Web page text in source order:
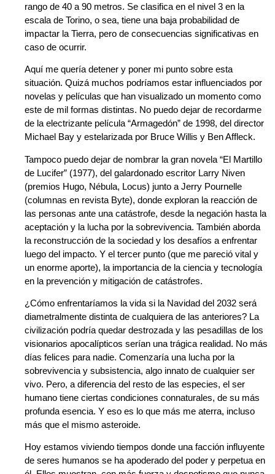
rango de 40 a 90 metros. Se clasifica en el nivel 3 en la
escala de Torino, o sea, tiene una baja probabilidad de
impactar la Tierra, pero de consecuencias significativas en
caso de ocurrir.
Aquí me quería detener y poner mi punto sobre esta
situación. Quizá muchos podríamos estar influenciados por
novelas y películas que han visualizado un momento como
este de mil formas distintas. No puedo dejar de recordarme
de la electrizante película “Armagedón” de 1998, del director
Michael Bay y estelarizada por Bruce Willis y Ben Affleck.
Tampoco puedo dejar de nombrar la gran novela “El Martillo
de Lucifer” (1977), del galardonado escritor Larry Niven
(premios Hugo, Nébula, Locus) junto a Jerry Pournelle
(columnas en revista Byte), donde exploran la reacción de
las personas ante una catástrofe, desde la negación hasta la
aceptación y la lucha por la sobrevivencia. También aborda
la reconstrucción de la sociedad y los desafíos a enfrentar
luego del impacto. Y el tercer punto (que me pareció vital y
un enorme aporte), la importancia de la ciencia y tecnología
en la prevención y mitigación de catástrofes.
¿Cómo enfrentaríamos la vida si la Navidad del 2032 será
diametralmente distinta de cualquiera de las anteriores? La
civilización podría quedar destrozada y las pesadillas de los
visionarios apocalípticos serían una trágica realidad. No más
días felices para nadie. Comenzaría una lucha por la
sobrevivencia y subsistencia, algo innato de cualquier ser
vivo. Pero, a diferencia del resto de las especies, el ser
humano tiene ciertas condiciones connaturales, de su más
profunda esencia. Y eso es lo que más me aterra, incluso
más que el mismo asteroide.
Hoy estamos viviendo tiempos donde una facción influyente
de seres humanos se ha apoderado del poder y perpetua en